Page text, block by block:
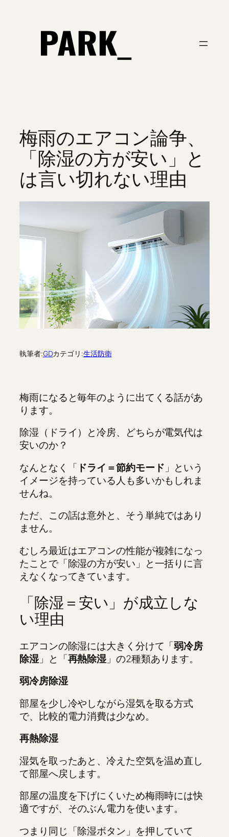
梅雨のエアコン論争、
「除湿の方が安い」と
は言い切れない理由
執筆者:GDカテゴリ:生活防衛
梅雨になると毎年のように出てくる話があ
ります。
除湿（ドライ）と冷房、どちらが電気代は
安いのか？
なんとなく「 ドライ＝節約モード 」という
イメージを持っている人も多いかもしれま
せんね。
ただ、この話は意外と、そう単純ではあり
ません。
むしろ最近はエアコンの性能が複雑になっ
たことで「除湿の方が安い」と一括りに言
えなくなってきています。
「除湿＝安い」が成立しな
い理由
エアコンの除湿には大きく分けて「弱冷房
除湿」と「再熱除湿 」の2種類あります。
弱冷房除湿
部屋を少し冷やしながら湿気を取る方式
で、比較的電力消費は少なめ。
再熱除湿
湿気を取ったあと、冷えた空気を温め直し
て部屋へ戻します。
部屋の温度を下げにくいため梅雨時には快
適ですが、そのぶん電力を使います。
つまり同じ「除湿ボタン」を押していて